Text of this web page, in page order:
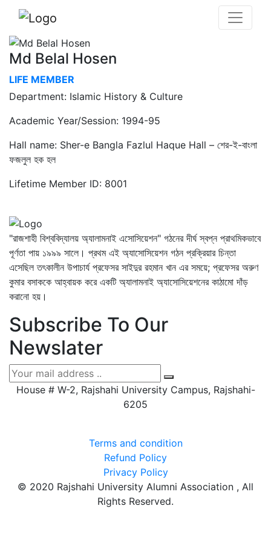
Md Belal Hosen
LIFE MEMBER
Department: Islamic History & Culture
Academic Year/Session: 1994-95
Hall name: Sher-e Bangla Fazlul Haque Hall – শের-ই-বাংলা
ফজলুল হক হল
Lifetime Member ID: 8001
"রাজশাহী বিশ্ববিদ্যালয় অ্যালামনাই এসোসিয়েশন" গঠনের দীর্ঘ স্বপ্ন প্রাথমিকভাবে
পূর্ণতা পায় ১৯৯৯ সালে। প্রথম এই অ্যাসোসিয়েশন গঠন প্রক্রিয়ার চিন্তা
এসেছিল তৎকালীন উপাচার্য প্রফেসর সাইদুর রহমান খান এর সময়ে; প্রফেসর অরুণ
কুমার বসাককে আহ্বায়ক করে একটি অ্যালামনাই অ্যাসোসিয়েশনের কাঠামো দাঁড়
করানো হয়।
Subscribe To Our
Newslater
House # W-2, Rajshahi University Campus, Rajshahi-
6205
Terms and condition
Refund Policy
Privacy Policy
© 2020 Rajshahi University Alumni Association , All
Rights Reserved.